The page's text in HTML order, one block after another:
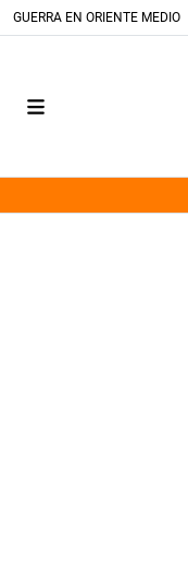
GUERRA EN ORIENTE MEDIO